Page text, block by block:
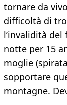
tornare da
difficoltà di
l’invalidità
notte per 15
moglie
sopportare
montagne.